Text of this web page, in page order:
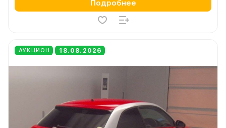
Подробнее
АУКЦИОН 18.08.2026